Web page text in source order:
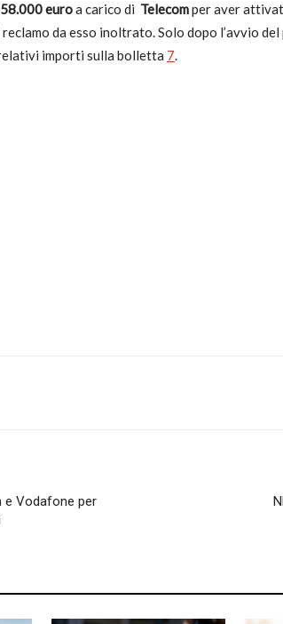
euroa carico di Telecomper aver
da esso inoltrato. Solo dopo l’avvio
importi sulla bolletta 7.
e Vodafone per